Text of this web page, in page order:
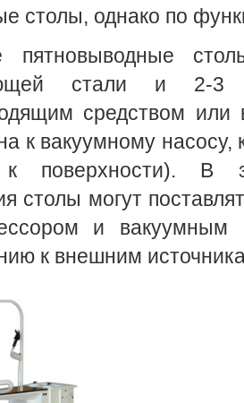
столы, однако по
пятновыводные
стали и 2-3
средством
к вакуумному
поверхности). В
столы могут
и вакуумным
к внешним